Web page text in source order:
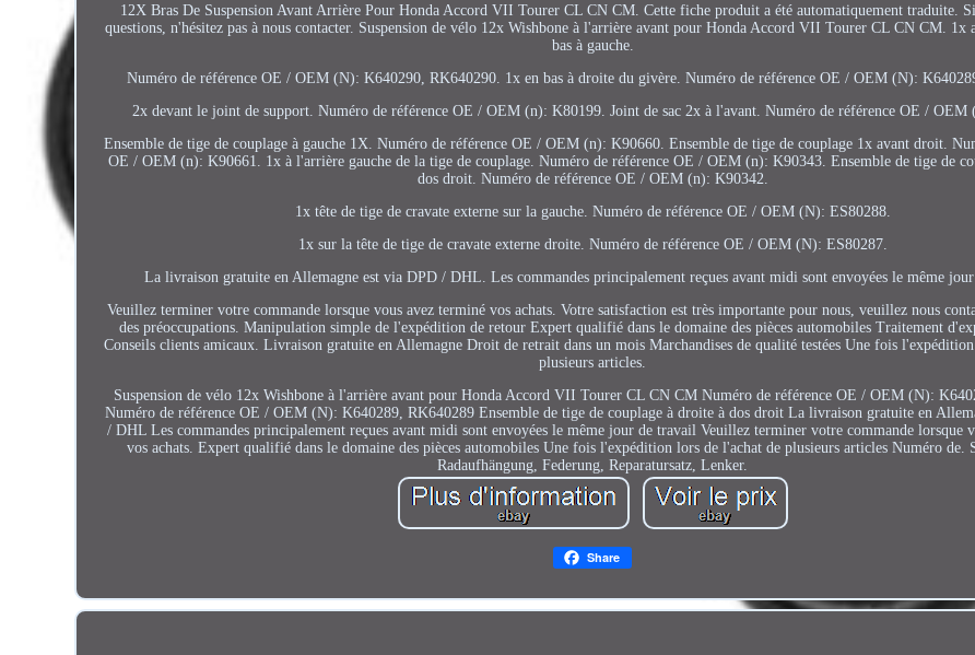
12X Bras De Suspension Avant Arrière Pour Honda Accord VII Tourer CL CN CM. Cette fiche produit a été automatiquement traduite.
questions, n'hésitez pas à nous contacter. Suspension de vélo 12x Wishbone à l'arrière avant pour Honda Accord VII Tourer CL CN CM. 1x
bas à gauche.
Numéro de référence OE / OEM (N): K640290, RK640290. 1x en bas à droite du givère. Numéro de référence OE / OEM (N):
2x devant le joint de support. Numéro de référence OE / OEM (n): K80199. Joint de sac 2x à l'avant. Numéro de référence OE / OEM
Ensemble de tige de couplage à gauche 1X. Numéro de référence OE / OEM (n): K90660. Ensemble de tige de couplage 1x avant droit.
OE / OEM (n): K90661. 1x à l'arrière gauche de la tige de couplage. Numéro de référence OE / OEM (n): K90343. Ensemble de tige de
dos droit. Numéro de référence OE / OEM (n): K90342.
1x tête de tige de cravate externe sur la gauche. Numéro de référence OE / OEM (N): ES80288.
1x sur la tête de tige de cravate externe droite. Numéro de référence OE / OEM (N): ES80287.
La livraison gratuite en Allemagne est via DPD / DHL. Les commandes principalement reçues avant midi sont envoyées le même jour
Veuillez terminer votre commande lorsque vous avez terminé vos achats. Votre satisfaction est très importante pour nous, veuillez nous
des préoccupations. Manipulation simple de l'expédition de retour Expert qualifié dans le domaine des pièces automobiles Traitement
Conseils clients amicaux. Livraison gratuite en Allemagne Droit de retrait dans un mois Marchandises de qualité testées Une fois
plusieurs articles.
Suspension de vélo 12x Wishbone à l'arrière avant pour Honda Accord VII Tourer CL CN CM Numéro de référence OE / OEM (N):
Numéro de référence OE / OEM (N): K640289, RK640289 Ensemble de tige de couplage à droite à dos droit La livraison gratuite en
/ DHL Les commandes principalement reçues avant midi sont envoyées le même jour de travail Veuillez terminer votre commande lorsque
vos achats. Expert qualifié dans le domaine des pièces automobiles Une fois l'expédition lors de l'achat de plusieurs articles Numéro de.
Radaufhängung, Federung, Reparatursatz, Lenker.
Share